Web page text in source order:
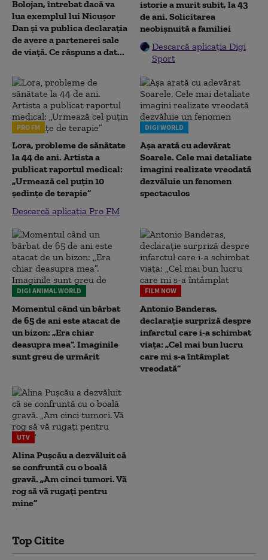
Bolojan, întrebat dacă va
lua exemplul lui Nicușor
Dan și va publica declarația
de avere a partenerei sale
de viață. Ce răspuns a dat...
istorie a murit subit, la 43
de ani. Solicitarea
neobișnuită a familiei
Descarcă aplicația Digi
Sport
PRO FM
Lora, probleme de sănătate
la 44 de ani. Artista a
publicat raportul medical:
„Urmează cel puțin 10
ședințe de terapie”
Descarcă aplicația Pro FM
DIGI WORLD
Așa arată cu adevărat
Soarele. Cele mai detaliate
imagini realizate vreodată
dezvăluie un fenomen
spectaculos
DIGI ANIMAL WORLD
Momentul când un bărbat
de 65 de ani este atacat de
un bizon: „Era chiar
deasupra mea”. Imaginile
sunt greu de urmărit
FILM NOW
Antonio Banderas,
declarație surpriză despre
infarctul care i-a schimbat
viața: „Cel mai bun lucru
care mi s-a întâmplat
vreodată”
UTV
Alina Pușcău a dezvăluit că
se confruntă cu o boală
gravă. „Am cinci tumori. Vă
rog să vă rugați pentru
mine”
Top Citite